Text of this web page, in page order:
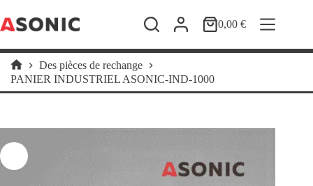
au
contenu
Panier0,00€
Accueil
Des pièces de rechange
PANIER INDUSTRIEL ASONIC-IND-1000